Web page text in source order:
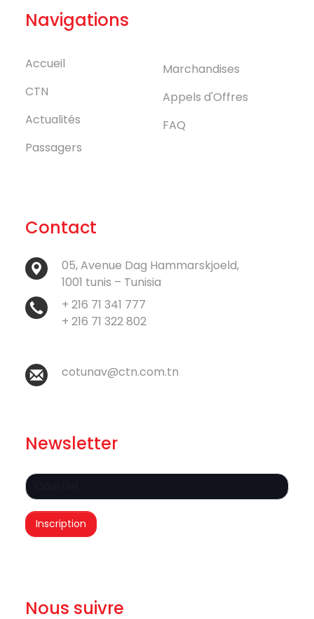
Navigations
Accueil
CTN
Actualités
Passagers
Marchandises
Appels d'Offres
FAQ
Contact
05, Avenue Dag Hammarskjoeld,
1001 tunis – Tunisia
+ 216 71 341 777
+ 216 71 322 802
cotunav@ctn.com.tn
Newsletter
Nous suivre